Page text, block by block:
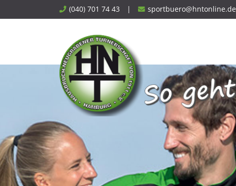
to
(040) 701 74 43 | sportbuero@hntonline.de